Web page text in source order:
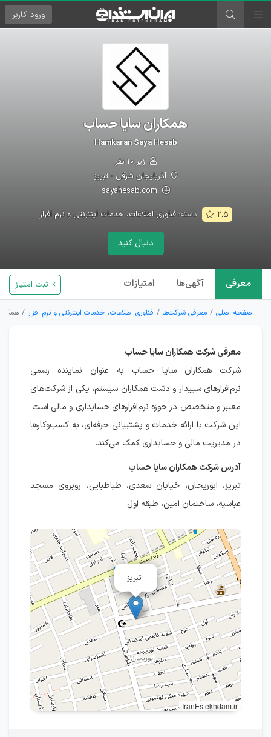
ورود کاربر
همکاران سایا حساب
Hamkaran Saya Hesab
زیر ۱۰ نفر
آذربایجان شرقی - تبریز
sayahesab.com
۲.۵ دسته:فناوری اطلاعات، خدمات اینترنتی و نرم افزار
دنبال کنید
معرفی آگهی‌ها امتیازات ثبت امتیاز
صفحه اصلی معرفی شرکت‌ها فناوری اطلاعات، خدمات اینترنتی و نرم افزار
معرفی شرکت همکاران سایا حساب
شرکت همکاران سایا حساب به عنوان نماینده رسمی
نرم‌افزارهای سپیدار و دشت همکاران سیستم، یکی از شرکت‌های
معتبر و متخصص در حوزه نرم‌افزارهای حسابداری و مالی است.
این شرکت با ارائه خدمات و پشتیبانی حرفه‌ای، به کسب‌وکارها
در مدیریت مالی و حسابداری کمک می‌کند.
آدرس شرکت همکاران سایا حساب
تبریز، ابوریحان، خیابان سعدی، طباطبایی، روبروی مسجد
عباسیه، ساختمان امین، طبقه اول
تبریز
IranEstekhdam.ir